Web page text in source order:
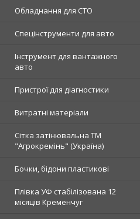
Обладнання для СТО
Спецінструменти для авто
Інструмент для вантажного
авто
Пристрої для діагностики
Витратні матеріали
Сітка затінювальна ТМ
"Агрокремінь" (Україна)
Бочки, бідони пластикові
Плівка УФ стабілізована 12
місяців Кременчуг